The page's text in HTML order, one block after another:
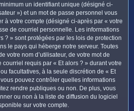
un identifiant unique (désigné ci-
») et un mot de passe personnel vous
à votre compte (désigné ci-après par « votre
de courriel personnelle. Les informations
? » sont protégées par les lois de protection
le pays qui héberge notre serveur. Toutes
votre nom d’utilisateur, de votre mot de
courriel requis par « Et alors ? » durant votre
facultatives, à la seule discrétion de « Et
pouvez contrôler quelles informations
rendre publiques ou non. De plus, vous
ou non à la liste de diffusion du logiciel
sur votre compte.